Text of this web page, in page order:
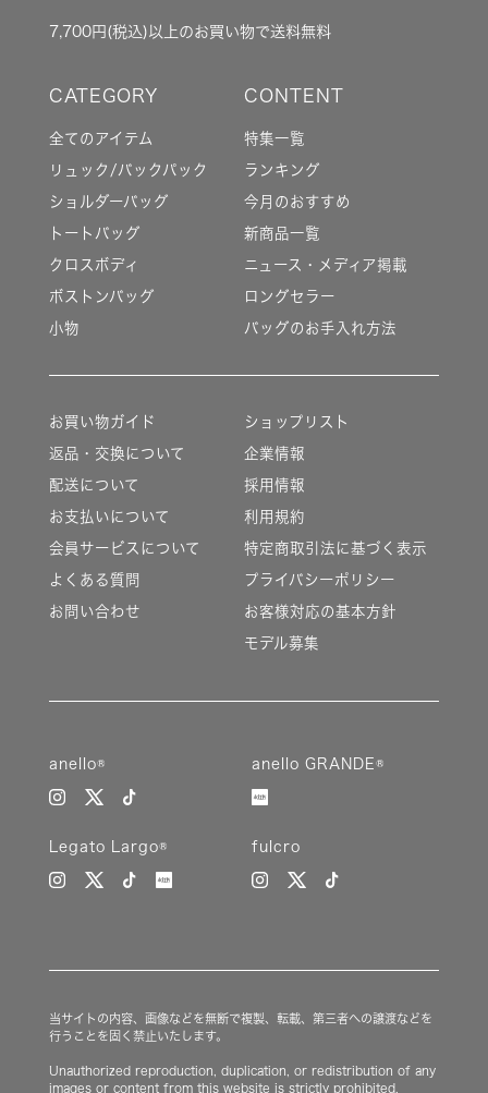
7,700円(税込)以上のお買い物で送料無料
全てのアイテム
リュック/バックパック
ショルダーバッグ
トートバッグ
クロスボディ
ボストンバッグ
小物
特集一覧
ランキング
今月のおすすめ
新商品一覧
ニュース・メディア掲載
ロングセラー
バッグのお手入れ方法
お買い物ガイド
返品・交換について
配送について
お支払いについて
会員サービスについて
よくある質問
お問い合わせ
ショップリスト
企業情報
採用情報
利用規約
特定商取引法に基づく表示
プライバシーポリシー
お客様対応の基本方針
モデル募集
anello® anello GRANDE®
Legato Largo® fulcro
当サイトの内容、画像などを無断で複製、転載、第三者への譲渡などを
行うことを固く禁止いたします。
Unauthorized reproduction, duplication, or redistribution of any
images or content from this website is strictly prohibited.